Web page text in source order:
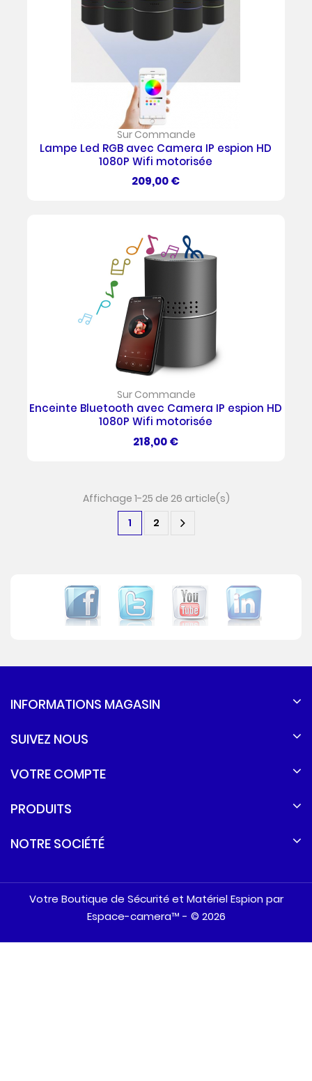
Sur Commande
Lampe Led RGB avec Camera IP espion HD
1080P Wifi motorisée
Prix
209,00 €
Sur Commande
Enceinte Bluetooth avec Camera IP espion HD
1080P Wifi motorisée
Prix
218,00 €
Affichage 1-25 de 26 article(s)
1
2
INFORMATIONS MAGASIN
SUIVEZ NOUS
VOTRE COMPTE
PRODUITS
NOTRE SOCIÉTÉ
Votre Boutique de Sécurité et Matériel Espion par
Espace-camera™ - © 2026